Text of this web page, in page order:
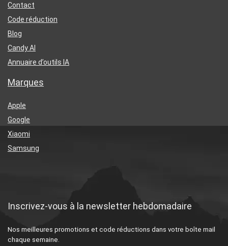
Contact
Code réduction
Blog
Candy AI
Annuaire d’outils IA
Marques
Apple
Google
Xiaomi
Samsung
Inscrivez-vous à la newsletter hebdomadaire
Nos meilleures promotions et code réductions dans votre boîte mail
chaque semaine.